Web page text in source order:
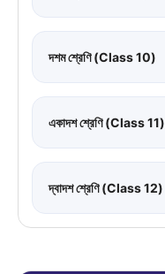
দশম শ্রেণি (Class 10)
একাদশ শ্রেণি (Class 11)
দ্বাদশ শ্রেণি (Class 12)